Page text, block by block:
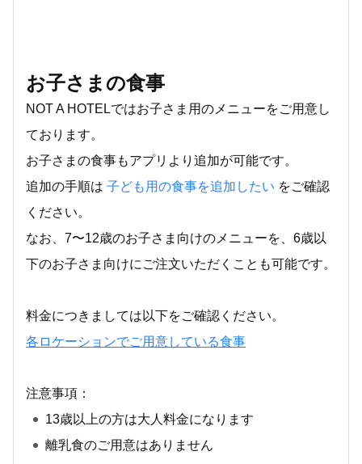
お子さまの食事
NOT A HOTELではお子さま用のメニューをご用意し
ております。
お子さまの食事もアプリより追加が可能です。
追加の手順は 子ども用の食事を追加したい をご確認
ください。
なお、7〜12歳のお子さま向けのメニューを、6歳以
下のお子さま向けにご注文いただくことも可能です。
料金につきましては以下をご確認ください。
各ロケーションでご用意している食事
注意事項：
13歳以上の方は大人料金になります
離乳食のご用意はありません